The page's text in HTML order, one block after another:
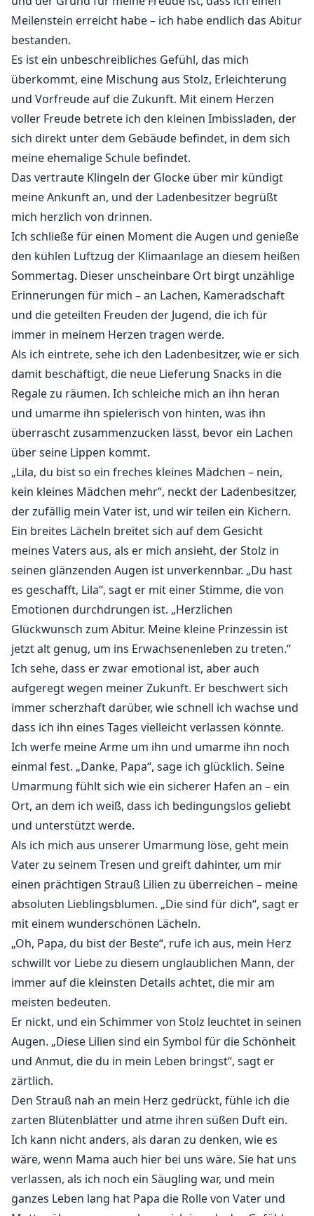
meine, dass meine, dass meine, dass meine, dass
meine, dass meine, dass meine, dass meine, dass
meine, dass meine, dass meine, dass meine, dass
meine, dass meine, dass meine, dass meine, dass
meine, dass meine, dass meine, dass meine, dass
meine, dass meine, dass meine, dass meine, dass
meine, dass meine, dass meine, dass meine, dass
meine, dass meine, dass meine, dass meine, dass
meine, dass meine, dass meine, dass meine, dass
meine, dass meine, dass meine, dass meine, dass
meine, dass meine, dass meine, dass meine, dass
meine, dass meine, dass meine, dass meine, dass
meine, dass meine, dass meine, dass meine, dass
meine, dass meine, dass meine, dass meine, dass
meine, dass meine, dass meine, dass meine, dass
meine, dass meine, dass meine, dass meine, dass
meine, dass meine, dass meine, dass meine, dass
meine, dass meine, dass meine, dass meine, dass
meine, dass meine, dass meine, dass meine, dass
meine, dass meine, dass meine, dass meine, dass
meine, dass meine, dass meine, dass meine, dass
meine, dass meine, dass meine, dass meine, dass
meine, dass meine, dass meine, dass meine, dass
meine, dass meine, dass meine, dass meine, dass
meine, dass meine, dass meine, dass meine, dass
meine, dass meine, dass meine, dass meine, dass
meine, dass meine, dass meine, dass meine, dass
meine, dass meine, dass meine, dass meine, dass
meine, dass meine, dass meine, dass meine, dass
meine, dass meine, dass meine, dass meine, dass
meine, dass meine, dass meine, dass meine, dass
meine, dass meine, dass meine, dass meine, dass
meine, dass meine, dass meine, dass meine, dass
meine, dass meine, dass meine, dass meine, dass
meine, dass meine, dass meine, dass meine, dass
meine, dass meine, dass meine, dass meine, dass
meine, dass meine, dass meine, dass meine, dass
meine, dass meine, dass meine, dass meine, dass
meine, dass meine, dass meine, dass meine, dass
meine, dass meine, dass meine, dass meine, dass
meine, dass meine, dass meine, dass meine, dass
meine, dass meine, dass meine, dass meine, dass
meine, dass meine, dass meine, dass meine, dass
meine, dass meine, dass meine, dass meine, dass
meine, dass meine, dass meine, dass meine, dass
meine, dass meine, dass meine, dass meine, dass
meine, dass meine, dass meine, dass meine, dass
meine, dass meine, dass meine, dass meine, dass
meine, dass meine, dass meine, dass meine, dass
meine, dass meine, dass meine, dass meine, dass
meine, dass meine, dass meine, dass meine, dass
meine, dass meine, dass meine, dass meine, dass
meine, dass meine, dass meine, dass meine, dass
meine, dass meine, dass meine, dass meine, dass
meine, dass meine, dass meine, dass meine, dass
meine, dass meine, dass meine, dass meine, dass
meine, dass meine, dass meine, dass meine, dass
meine, dass meine, dass meine, dass meine, dass
meine, dass meine, dass meine, dass meine, dass
meine, dass meine, dass meine, dass meine, dass
meine, dass meine, dass meine, dass meine, dass
meine, dass meine, dass meine, dass meine, dass
meine, dass meine, dass meine, dass meine, dass
meine, dass meine, dass meine, dass meine, dass
meine, dass meine, dass meine, dass meine, dass
meine, dass meine, dass meine, dass meine, dass
meine, dass meine, dass meine, dass meine, dass
Meilenstein erreicht habe – ich habe endlich das Abitur
bestanden.
Es ist ein unbeschreibliches Gefühl, das mich
überkommt, eine Mischung aus Stolz, Erleichterung
und Vorfreude auf die Zukunft. Mit einem Herzen
voller Freude betrete ich den kleinen Imbissladen, der
sich direkt unter dem Gebäude befindet, in dem sich
meine ehemalige Schule befindet.
Das vertraute Klingeln der Glocke über mir kündigt
meine Ankunft an, und der Ladenbesitzer begrüßt
mich herzlich von drinnen.
Ich schließe für einen Moment die Augen und genieße
den kühlen Luftzug der Klimaanlage an diesem heißen
Sommertag. Dieser unscheinbare Ort birgt unzählige
Erinnerungen für mich – an Lachen, Kameradschaft
und die geteilten Freuden der Jugend, die ich für
immer in meinem Herzen tragen werde.
Als ich eintrete, sehe ich den Ladenbesitzer, wie er sich
damit beschäftigt, die neue Lieferung Snacks in die
Regale zu räumen. Ich schleiche mich an ihn heran
und umarme ihn spielerisch von hinten, was ihn
überrascht zusammenzucken lässt, bevor ein Lachen
über seine Lippen kommt.
„Lila, du bist so ein freches kleines Mädchen – nein,
kein kleines Mädchen mehr“, neckt der Ladenbesitzer,
der zufällig mein Vater ist, und wir teilen ein Kichern.
Ein breites Lächeln breitet sich auf dem Gesicht
meines Vaters aus, als er mich ansieht, der Stolz in
seinen glänzenden Augen ist unverkennbar. „Du hast
es geschafft, Lila“, sagt er mit einer Stimme, die von
Emotionen durchdrungen ist. „Herzlichen
Glückwunsch zum Abitur. Meine kleine Prinzessin ist
jetzt alt genug, um ins Erwachsenenleben zu treten.“
Ich sehe, dass er zwar emotional ist, aber auch
aufgeregt wegen meiner Zukunft. Er beschwert sich
immer scherzhaft darüber, wie schnell ich wachse und
dass ich ihn eines Tages vielleicht verlassen könnte.
Ich werfe meine Arme um ihn und umarme ihn noch
einmal fest. „Danke, Papa“, sage ich glücklich. Seine
Umarmung fühlt sich wie ein sicherer Hafen an – ein
Ort, an dem ich weiß, dass ich bedingungslos geliebt
und unterstützt werde.
Als ich mich aus unserer Umarmung löse, geht mein
Vater zu seinem Tresen und greift dahinter, um mir
einen prächtigen Strauß Lilien zu überreichen – meine
absoluten Lieblingsblumen. „Die sind für dich“, sagt er
mit einem wunderschönen Lächeln.
„Oh, Papa, du bist der Beste“, rufe ich aus, mein Herz
schwillt vor Liebe zu diesem unglaublichen Mann, der
immer auf die kleinsten Details achtet, die mir am
meisten bedeuten.
Er nickt, und ein Schimmer von Stolz leuchtet in seinen
Augen. „Diese Lilien sind ein Symbol für die Schönheit
und Anmut, die du in mein Leben bringst“, sagt er
zärtlich.
Den Strauß nah an mein Herz gedrückt, fühle ich die
zarten Blütenblätter und atme ihren süßen Duft ein.
Ich kann nicht anders, als daran zu denken, wie es
wäre, wenn Mama auch hier bei uns wäre. Sie hat uns
verlassen, als ich noch ein Säugling war, und mein
ganzes Leben lang hat Papa die Rolle von Vater und